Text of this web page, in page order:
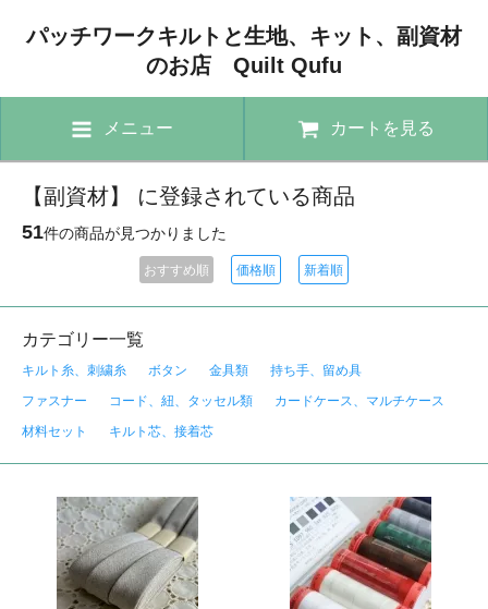
パッチワークキルトと生地、キット、副資材
のお店 Quilt Qufu
メニュー カートを見る
【副資材】 に登録されている商品
51件の商品が見つかりました
おすすめ順 価格順 新着順
カテゴリー一覧
キルト糸、刺繍糸 ボタン 金具類
持ち手、留め具
ファスナー
コード、紐、タッセル類
カードケース、マルチケース
材料セット
キルト芯、接着芯